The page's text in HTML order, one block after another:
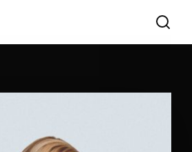
fermer